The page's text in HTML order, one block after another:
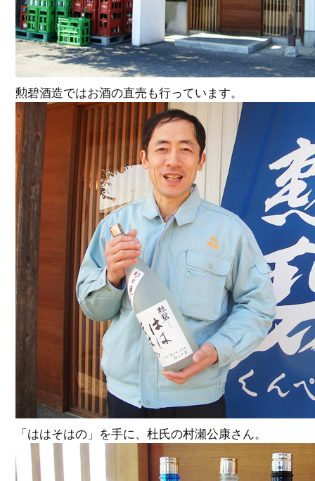
勲碧酒造ではお酒の直売も行っています。
「ははそはの」を手に、杜氏の村瀬公康さん。